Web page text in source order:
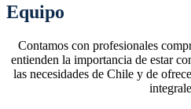
Equipo
Contamos con profesionales
entienden la importancia de estar
las necesidades de Chile y de